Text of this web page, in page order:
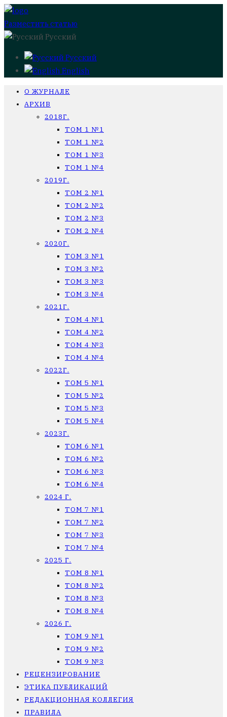
Разместить статью
Русский
Русский
English
О ЖУРНАЛЕ
АРХИВ
2018Г.
ТОМ 1 №1
ТОМ 1 №2
ТОМ 1 №3
ТОМ 1 №4
2019Г.
ТОМ 2 №1
ТОМ 2 №2
ТОМ 2 №3
ТОМ 2 №4
2020Г.
ТОМ 3 №1
ТОМ 3 №2
ТОМ 3 №3
ТОМ 3 №4
2021Г.
ТОМ 4 №1
ТОМ 4 №2
ТОМ 4 №3
ТОМ 4 №4
2022Г.
ТОМ 5 №1
ТОМ 5 №2
ТОМ 5 №3
ТОМ 5 №4
2023Г.
ТОМ 6 №1
ТОМ 6 №2
ТОМ 6 №3
ТОМ 6 №4
2024 Г.
ТОМ 7 №1
ТОМ 7 №2
ТОМ 7 №3
ТОМ 7 №4
2025 Г.
ТОМ 8 №1
ТОМ 8 №2
ТОМ 8 №3
ТОМ 8 №4
2026 Г.
ТОМ 9 №1
ТОМ 9 №2
ТОМ 9 №3
РЕЦЕНЗИРОВАНИЕ
ЭТИКА ПУБЛИКАЦИЙ
РЕДАКЦИОННАЯ КОЛЛЕГИЯ
ПРАВИЛА